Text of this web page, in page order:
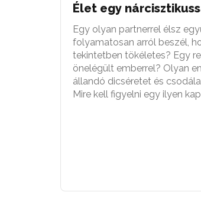
Élet egy
Egy olyan partnerrel élsz
folyamatosan arról beszél,
tekintetben tökéletes? Egy
önelégült emberrel? Olyan
állandó dicséretet és
Mire kell figyelni egy ilyen